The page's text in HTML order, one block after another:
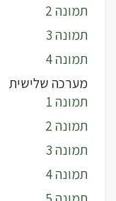
תמונה 2
תמונה 3
תמונה 4
מערכה שלישית
תמונה 1
תמונה 2
תמונה 3
תמונה 4